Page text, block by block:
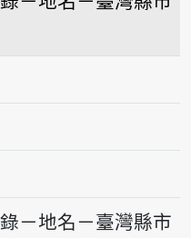
－地名－臺灣縣市